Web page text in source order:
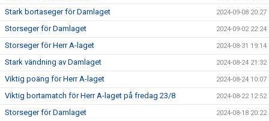
Stark bortaseger för Damlaget 2024-09-08 20:27
Storseger för Damlaget 2024-09-02 22:24
Storseger för Herr A-laget 2024-08-31 19:14
Stark vändning av Damlaget 2024-08-24 21:32
Viktig poäng för Herr A-laget 2024-08-24 10:07
Viktig bortamatch för Herr A-laget på fredag 23/8 2024-08-22 12:52
Storseger för Damlaget 2024-08-18 20:22